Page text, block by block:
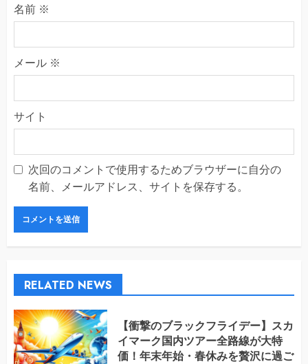
名前 ※
メール ※
サイト
次回のコメントで使用するためブラウザーに自分の
名前、メールアドレス、サイトを保存する。
RELATED NEWS
【衝撃のブラックフライデー】スカ
イマーク国内ツアー全路線が大特
価！年末年始・春休みを贅沢に過ご